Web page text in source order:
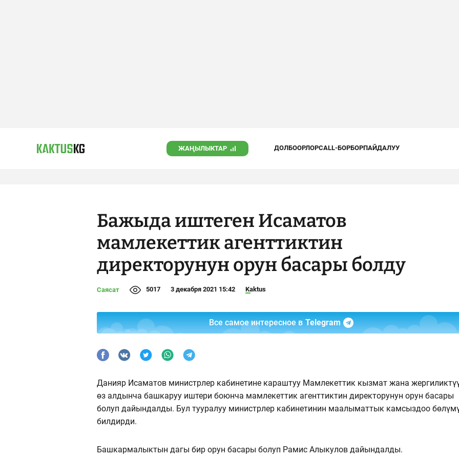
ЖАҢЫЛЫКТАР ДОЛБООРЛОРCALL-БОРБОРПАЙДАЛУУ
Бажыда иштеген Исаматов
мамлекеттик агенттиктин
директорунун орун басары болду
Саясат 5017 3 декабря 2021 15:42 Kaktus
Все самое интересное в Telegram
Данияр Исаматов министрлер кабинетине караштуу Мамлекеттик кызмат жана
өз алдынча башкаруу иштери боюнча мамлекеттик агенттиктин директорунун орун басары
болуп дайындалды. Бул тууралуу министрлер кабинетинин маалыматтык камсыздоо
билдирди.
Башкармалыктын дагы бир орун басары болуп Рамис Алыкулов дайындалды.